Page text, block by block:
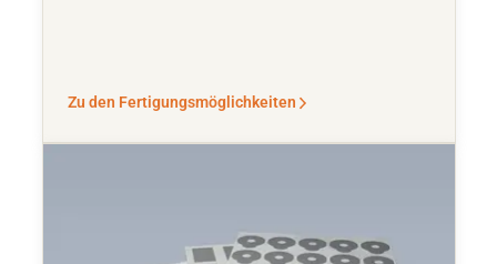
Zu den Fertigungsmöglichkeiten